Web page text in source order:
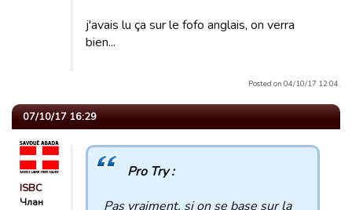
j'avais lu ça sur le fofo anglais, on verra
bien...
Posted on 04/10/17 12:04.
07/10/17 16:29
ISBC
Члан
Pro Try :
Pas vraiment, si on se base sur la